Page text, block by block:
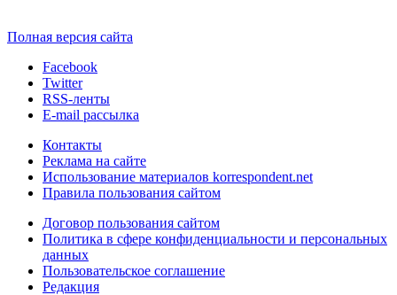
Полная версия сайта
Facebook
Twitter
RSS-ленты
E-mail рассылка
Контакты
Реклама на сайте
Использование материалов korrespondent.net
Правила пользования сайтом
Договор пользования сайтом
Политика в сфере конфиденциальности и персональных
данных
Пользовательское соглашение
Редакция